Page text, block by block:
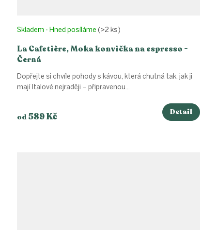
La Cafetière, Moka konvička na espresso -
Černá
Skladem - Hned posíláme (>2 ks)
od 589 Kč Detail
Dopřejte si chvíle pohody s kávou, která chutná tak, jak ji
mají Italové nejraději – připravenou...